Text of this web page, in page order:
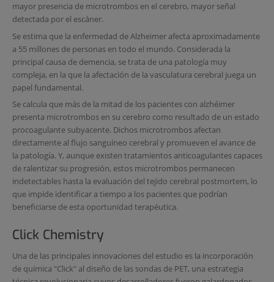
mayor presencia de microtrombos en el cerebro, mayor señal
detectada por el escáner.
Se estima que la enfermedad de Alzheimer afecta aproximadamente
a 55 millones de personas en todo el mundo. Considerada la
principal causa de demencia, se trata de una patología muy
compleja, en la que la afectación de la vasculatura cerebral juega un
papel fundamental.
Se calcula que más de la mitad de los pacientes con alzhéimer
presenta microtrombos en su cerebro como resultado de un estado
procoagulante subyacente. Dichos microtrombos afectan
directamente al flujo sanguíneo cerebral y promueven el avance de
la patología. Y, aunque existen tratamientos anticoagulantes capaces
de ralentizar su progresión, estos microtrombos permanecen
indetectables hasta la evaluación del tejido cerebral postmortem, lo
que impide identificar a tiempo a los pacientes que podrían
beneficiarse de esta oportunidad terapéutica.
Click Chemistry
Una de las principales innovaciones del estudio es la incorporación
de química "Click" al diseño de las sondas de PET, una estrategia